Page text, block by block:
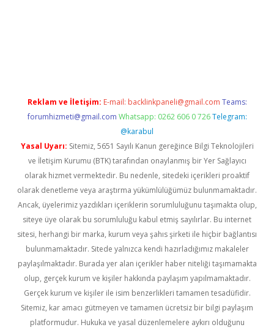
Reklam ve İletişim: E-mail: backlinkpaneli@gmail.com Teams:
forumhizmeti@gmail.com Whatsapp: 0262 606 0 726 Telegram:
@karabul
Yasal Uyarı: Sitemiz, 5651 Sayılı Kanun gereğince Bilgi Teknolojileri
ve İletişim Kurumu (BTK) tarafından onaylanmış bir Yer Sağlayıcı
olarak hizmet vermektedir. Bu nedenle, sitedeki içerikleri proaktif
olarak denetleme veya araştırma yükümlülüğümüz bulunmamaktadır.
Ancak, üyelerimiz yazdıkları içeriklerin sorumluluğunu taşımakta olup,
siteye üye olarak bu sorumluluğu kabul etmiş sayılırlar. Bu internet
sitesi, herhangi bir marka, kurum veya şahıs şirketi ile hiçbir bağlantısı
bulunmamaktadır. Sitede yalnızca kendi hazırladığımız makaleler
paylaşılmaktadır. Burada yer alan içerikler haber niteliği taşımamakta
olup, gerçek kurum ve kişiler hakkında paylaşım yapılmamaktadır.
Gerçek kurum ve kişiler ile isim benzerlikleri tamamen tesadüfidir.
Sitemiz, kar amacı gütmeyen ve tamamen ücretsiz bir bilgi paylaşım
platformudur. Hukuka ve yasal düzenlemelere aykırı olduğunu